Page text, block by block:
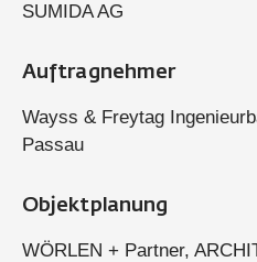
SUMIDA AG
Auftragnehmer
Wayss & Freytag
Passau
Objektplanung
WÖRLEN + Partner,